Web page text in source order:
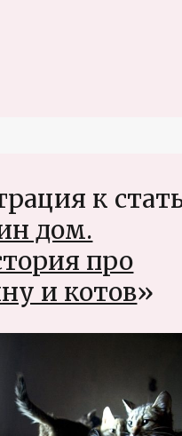
к
дом.
про
и котов»